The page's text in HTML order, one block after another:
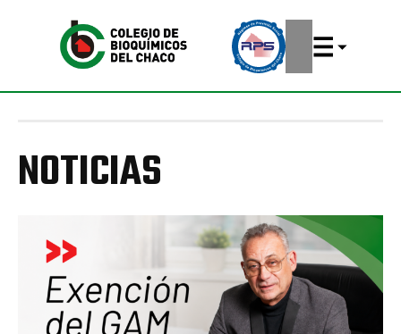
NOTICIAS